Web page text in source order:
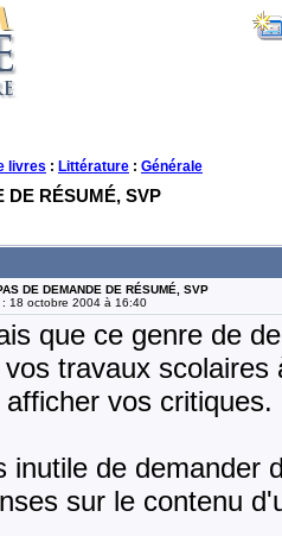
livres : Littérature : Générale
DE RÉSUMÉ, SVP
DE DEMANDE DE RÉSUMÉ, SVP
18 octobre 2004 à 16:40
que ce genre de
travaux
afficher vos critiques.
inutile de demander
sur le contenu